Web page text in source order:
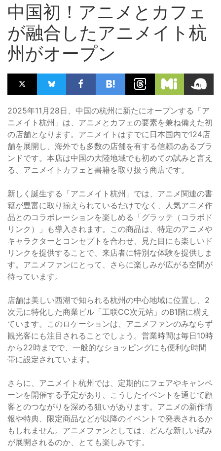
中国初！アニメとカフェ
が融合したアニメイト杭
州がオープン
2025年11月28日、中国の杭州に新たにオープンする「ア
ニメイト杭州」は、アニメとカフェの要素を兼ね備えた初
の店舗となります。アニメイトはすでに日本国内で124店
舗を展開し、海外でも多数の店舗を有する信頼のあるブラ
ンドです。本店は中国の大陸地域でも初めての試みと言え
る、アニメイトカフェと書籍を取り扱う商店です。
新しく誕生する「アニメイト杭州」では、アニメ関連の書
籍が豊富に取り揃えられているだけでなく、人気アニメ作
品とのコラボレーションを楽しめる「グラッテ（コラボド
リンク）」も導入されます。この商品は、特定のアニメや
キャラクターとコンセプトを合わせ、見た目にも楽しいド
リンクを提供することで、来店者に特別な体験を提供しま
す。アニメファンにとって、さらに楽しみが広がる空間が
待っています。
店舗は美しい西湖で知られる杭州の中心地域に位置し、2
次元に特化した商業ビル「工联CC次元站」のB1階に構え
ています。このロケーションは、アニメファンのみならず
観光客にも注目されることでしょう。営業時間は毎日10時
から22時までで、一般的なショッピングにも便利な時間
帯に設定されています。
さらに、アニメイト杭州では、定期的にフェアやキャンペ
ーンを開催する予定があり、こうしたイベントを通じて顧
客とのつながりを深める狙いがあります。アニメの新作情
報や特典、限定商品などが以降のイベントで発表されるか
もしれません。アニメファンとしては、どんな新しい試み
が展開されるのか、とても楽しみです。